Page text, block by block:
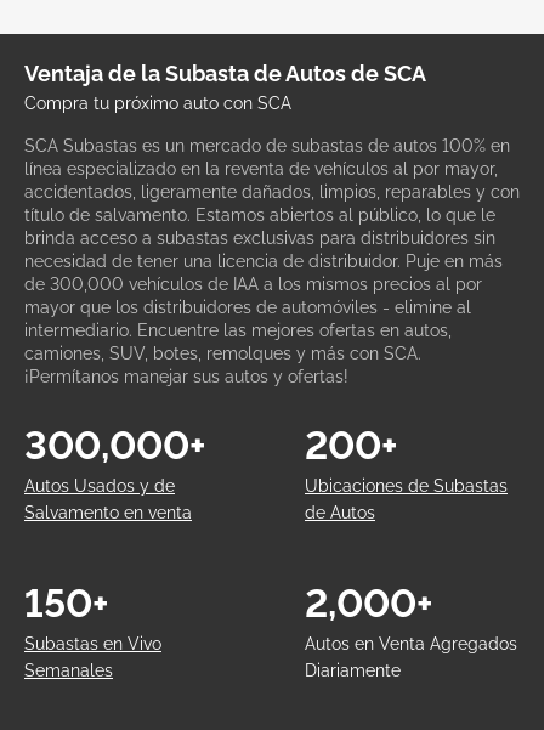
Ventaja de la Subasta de Autos de SCA
Compra tu próximo auto con SCA
SCA Subastas es un mercado de subastas de autos 100% en
línea especializado en la reventa de vehículos al por mayor,
accidentados, ligeramente dañados, limpios, reparables y con
título de salvamento. Estamos abiertos al público, lo que le
brinda acceso a subastas exclusivas para distribuidores sin
necesidad de tener una licencia de distribuidor. Puje en más
de 300,000 vehículos de IAA a los mismos precios al por
mayor que los distribuidores de automóviles - elimine al
intermediario. Encuentre las mejores ofertas en autos,
camiones, SUV, botes, remolques y más con SCA.
¡Permítanos manejar sus autos y ofertas!
Autos Usados y de
Salvamento en venta
300,000+
Ubicaciones de Subastas
de Autos
200+
Subastas en Vivo
Semanales
150+
Autos en Venta Agregados
Diariamente
2,000+